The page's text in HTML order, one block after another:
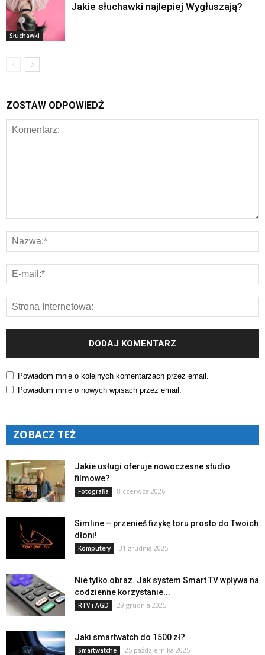
Słuchawki
Jakie słuchawki najlepiej Wygłuszają?
ZOSTAW ODPOWIEDŹ
Powiadom mnie o kolejnych komentarzach przez email.
Powiadom mnie o nowych wpisach przez email.
ZOBACZ TEŻ
Jakie usługi oferuje nowoczesne studio
filmowe?
Fotografia 8 czerwca 2026
Simline – przenieś fizykę toru prosto do Twoich
dłoni!
Komputery 31 grudnia 2025
Nie tylko obraz. Jak system Smart TV wpływa na
codzienne korzystanie...
RTV i AGD 29 grudnia 2025
Jaki smartwatch do 1500 zł?
Smartwatche 25 października 2025